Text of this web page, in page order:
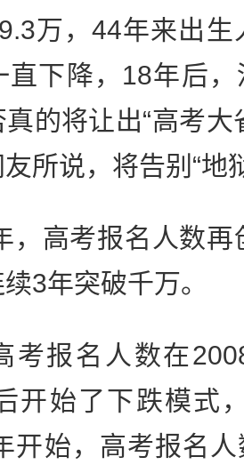
万，44年来出
直下降，18年后
的将让出“高考大
所说，将告别“地
高考报名人数再
3年突破千万。
报名人数在
开始了下跌模式
开始，高考报名